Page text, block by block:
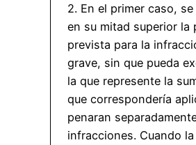
2. En el primer caso,
en su mitad superior la
prevista para la
grave, sin que pueda
la que represente la
que correspondería
penaran
infracciones. Cuando